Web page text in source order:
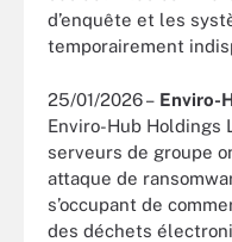
d’enquête et les
temporairement
25/01/2026 – Enviro-
Enviro-Hub Holdings
serveurs de groupe
attaque de
s’occupant de
des déchets